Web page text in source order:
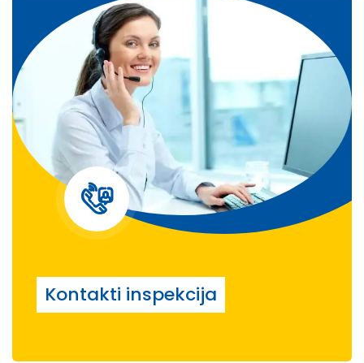
Kontakti inspekcija